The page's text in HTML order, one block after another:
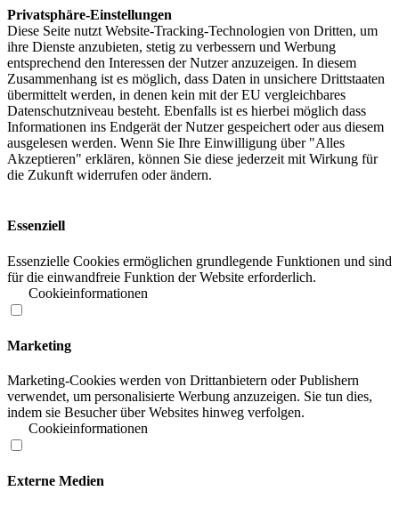
Privatsphäre-Einstellungen
Diese Seite nutzt Website-Tracking-Technologien von Dritten, um
ihre Dienste anzubieten, stetig zu verbessern und Werbung
entsprechend den Interessen der Nutzer anzuzeigen. In diesem
Zusammenhang ist es möglich, dass Daten in unsichere Drittstaaten
übermittelt werden, in denen kein mit der EU vergleichbares
Datenschutzniveau besteht. Ebenfalls ist es hierbei möglich dass
Informationen ins Endgerät der Nutzer gespeichert oder aus diesem
ausgelesen werden. Wenn Sie Ihre Einwilligung über "Alles
Akzeptieren" erklären, können Sie diese jederzeit mit Wirkung für
die Zukunft widerrufen oder ändern.
Essenziell
Essenzielle Cookies ermöglichen grundlegende Funktionen und sind
für die einwandfreie Funktion der Website erforderlich.
Cookieinformationen
Marketing
Marketing-Cookies werden von Drittanbietern oder Publishern
verwendet, um personalisierte Werbung anzuzeigen. Sie tun dies,
indem sie Besucher über Websites hinweg verfolgen.
Cookieinformationen
Externe Medien